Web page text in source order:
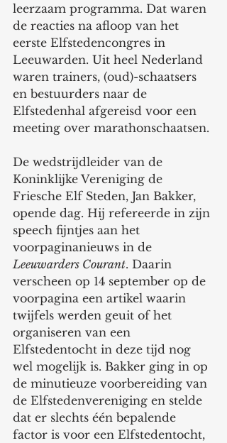
leerzaam programma. Dat waren
de reacties na afloop van het
eerste Elfstedencongres in
Leeuwarden. Uit heel Nederland
waren trainers, (oud)-schaatsers
en bestuurders naar de
Elfstedenhal afgereisd voor een
meeting over marathonschaatsen.
De wedstrijdleider van de
Koninklijke Vereniging de
Friesche Elf Steden, Jan Bakker,
opende dag. Hij refereerde in zijn
speech fijntjes aan het
voorpaginanieuws in de
Leeuwarders Courant. Daarin
verscheen op 14 september op de
voorpagina een artikel waarin
twijfels werden geuit of het
organiseren van een
Elfstedentocht in deze tijd nog
wel mogelijk is. Bakker ging in op
de minutieuze voorbereiding van
de Elfstedenvereniging en stelde
dat er slechts één bepalende
factor is voor een Elfstedentocht,